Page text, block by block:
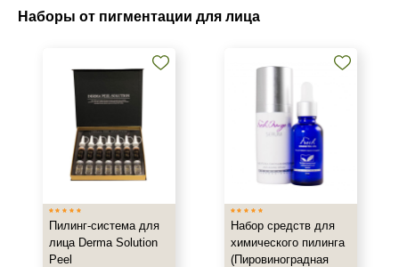
Наборы от пигментации для лица
Mesopharm Professional
Израиль
Италия
Показать еще
Тип товара
Пилинг-система для
лица Derma Solution
Peel
Набор средств для
химического пилинга
(Пировиноградная